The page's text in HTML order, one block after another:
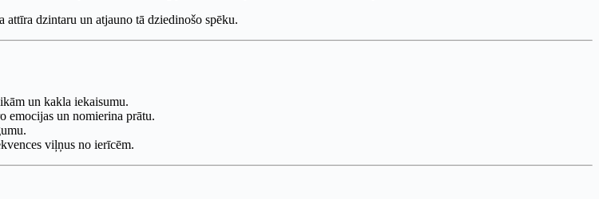
attīra dzintaru un atjauno tā dziedinošo spēku.
un kakla iekaisumu.
emocijas un nomierina prātu.
viļņus no ierīcēm.